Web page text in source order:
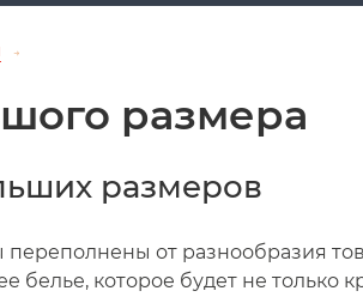
→
размера
размеров
от разнообразия
белье, которое будет не только